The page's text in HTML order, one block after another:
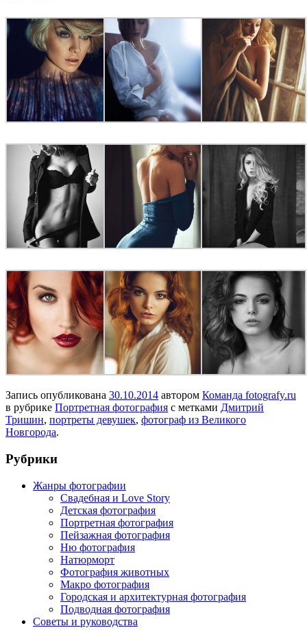
Запись опубликована 30.10.2014 автором Команда fotografy.ru
в рубрике Портретная фотография с метками Дмитрий
Тришин, портреты девушек, фотограф из Великого
Новгорода.
Рубрики
Жанры фотографии
Свадебная и Love Story
Детская фотография
Портретная фотография
Пейзажная фотография
Ню фотография
Натюрморт
Фотография животных
Макро фотография
Городская и архитектурная фотография
Подводная фотография
Советы и руководства